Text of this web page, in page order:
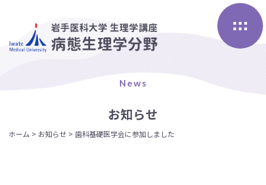
News
お知らせ
ホーム > お知らせ >歯科基礎医学会に参加しました